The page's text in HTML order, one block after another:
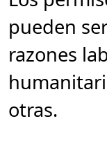
pueden
razones
otras.